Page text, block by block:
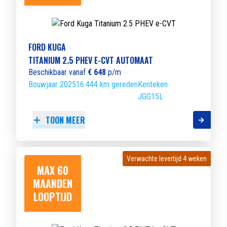
FORD KUGA
TITANIUM 2.5 PHEV E-CVT AUTOMAAT
Beschikbaar vanaf € 648 p/m
Bouwjaar 202516.444 km geredenKenteken
JGG15L
TOON MEER
MAX 60
MAANDEN
LOOPTIJD
Verwachte levertijd 4 weken
Verwachte levertijd 4 weken